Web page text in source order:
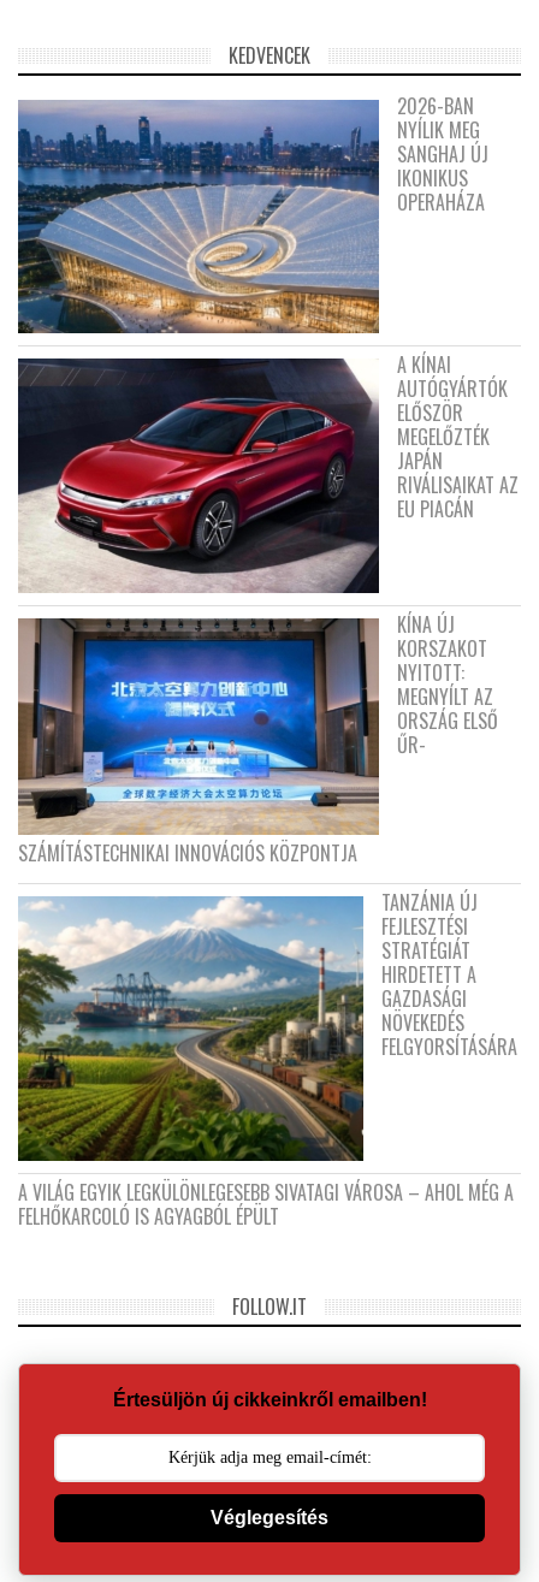
KEDVENCEK
2026-BAN
NYÍLIK MEG
SANGHAJ ÚJ
IKONIKUS
OPERAHÁZA
A KÍNAI
AUTÓGYÁRTÓK
ELŐSZÖR
MEGELŐZTÉK
JAPÁN
RIVÁLISAIKAT AZ
EU PIACÁN
KÍNA ÚJ
KORSZAKOT
NYITOTT:
MEGNYÍLT AZ
ORSZÁG ELSŐ
ŰR-
SZÁMÍTÁSTECHNIKAI INNOVÁCIÓS KÖZPONTJA
TANZÁNIA ÚJ
FEJLESZTÉSI
STRATÉGIÁT
HIRDETETT A
GAZDASÁGI
NÖVEKEDÉS
FELGYORSÍTÁSÁRA
A VILÁG EGYIK LEGKÜLÖNLEGESEBB SIVATAGI VÁROSA – AHOL MÉG A
FELHŐKARCOLÓ IS AGYAGBÓL ÉPÜLT
FOLLOW.IT
Értesüljön új cikkeinkről emailben!
Véglegesítés